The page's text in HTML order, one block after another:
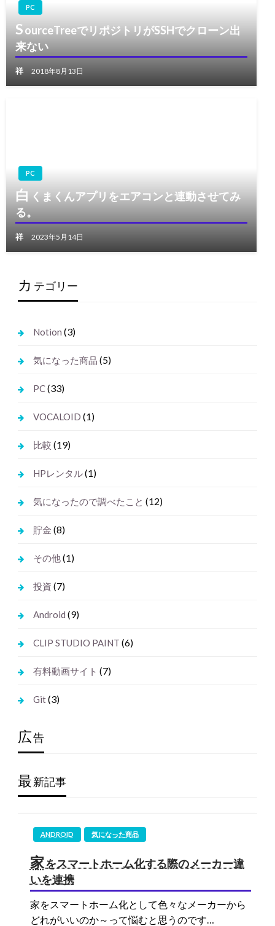
PC
SourceTreeでリポジトリがSSHでクローン出
来ない
祥 2018年8月13日
PC
白 くまくんアプリをエアコンと連動させてみ
る。
祥 2023年5月14日
カ テゴリー
Notion (3)
気になった商品 (5)
PC(33)
VOCALOID (1)
比較 (19)
HPレンタル(1)
気になったので調べたこと (12)
貯金 (8)
その他(1)
投資 (7)
Android (9)
CLIP STUDIO PAINT (6)
有料動画サイト (7)
Git(3)
広告
最新記事
ANDROID 気になった商品
家をスマートホーム化する際のメーカー違
いを連携
家をスマートホーム化として色々なメーカーから
どれがいいのか～って悩むと思うのです…